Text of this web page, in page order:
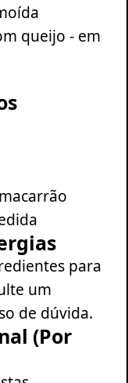
queijo - em
para
um
de dúvida.
(Por